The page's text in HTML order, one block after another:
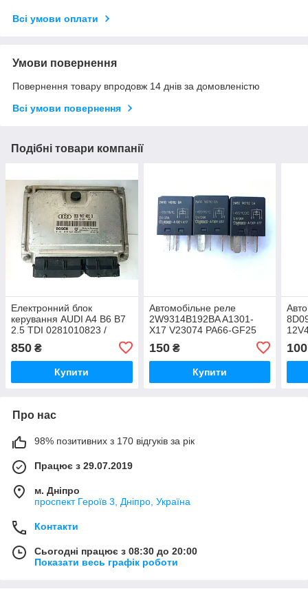
Всі умови оплати
Умови повернення
Повернення товару впродовж 14 днів за домовленістю
Всі умови повернення
Подібні товари компанії
Електронний блок
керування AUDI A4 B6 B7
2.5 TDI 0281010823 /
850 ₴
Купити
Автомобільне реле
2W9314B192BA A1301-
X17 V23074 PA66-GF25
150₴
Купити
100
Про нас
98% позитивних з 170 відгуків за рік
Працює з 29.07.2019
м. Дніпро
проспект Героїв 3, Дніпро, Україна
Контакти
Сьогодні працює з 08:30 до 20:00
Показати весь графік роботи